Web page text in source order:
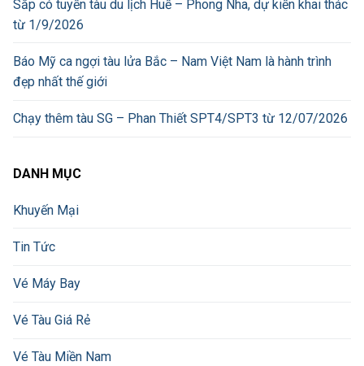
Sắp có tuyến tàu du lịch Huế – Phong Nha, dự kiến khai thác
từ 1/9/2026
Báo Mỹ ca ngợi tàu lửa Bắc – Nam Việt Nam là hành trình
đẹp nhất thế giới
Chạy thêm tàu SG – Phan Thiết SPT4/SPT3 từ 12/07/2026
DANH MỤC
Khuyến Mại
Tin Tức
Vé Máy Bay
Vé Tàu Giá Rẻ
Vé Tàu Miền Nam